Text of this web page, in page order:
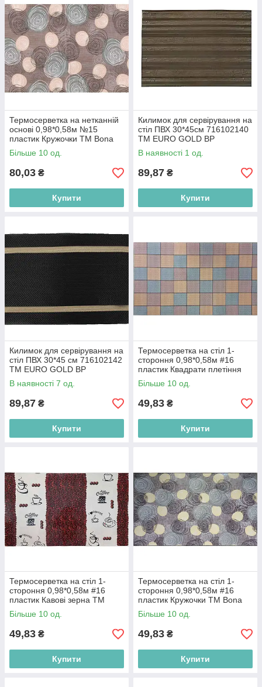
Термосерветка на нетканній
основі 0,98*0,58м №15
пластик Кружочки ТМ Bona
Domus BP
Більше 10 од.
80,03 ₴
Купити
Килимок для сервірування на
стіл ПВХ 30*45см 716102140
ТМ EURO GOLD BP
В наявності 1 од.
89,87 ₴
Купити
Килимок для сервірування на
стіл ПВХ 30*45 см 716102142
ТМ EURO GOLD BP
В наявності 7 од.
89,87 ₴
Купити
Термосерветка на стіл 1-
стороння 0,98*0,58м #16
пластик Квадрати плетіння
ТМ Bona Domus BP
Більше 10 од.
49,83 ₴
Купити
Термосерветка на стіл 1-
стороння 0,98*0,58м #16
пластик Кавові зерна ТМ
Bona Domus BP
Більше 10 од.
49,83 ₴
Купити
Термосерветка на стіл 1-
стороння 0,98*0,58м #16
пластик Кружочки ТМ Bona
Domus BP
Більше 10 од.
49,83 ₴
Купити